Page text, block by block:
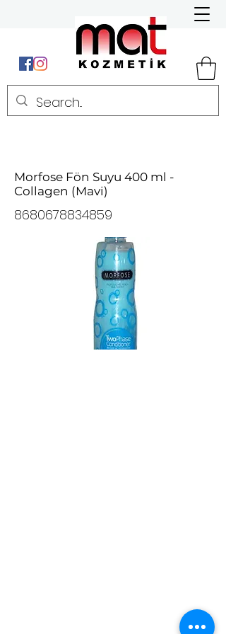
Morfose Fön Suyu 400 ml -
Collagen (Mavi)
8680678834859